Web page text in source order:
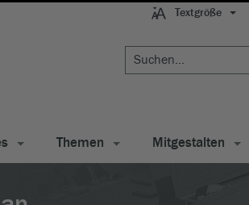
Textgröße
Themen Mitgestalten